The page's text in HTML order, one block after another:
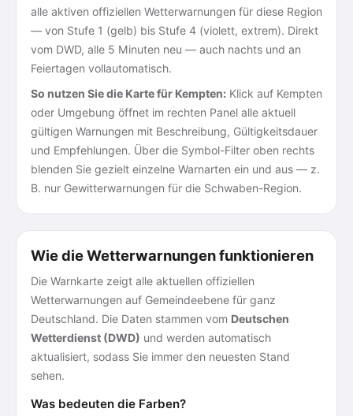
alle aktiven offiziellen Wetterwarnungen für diese Region
— von Stufe 1 (gelb) bis Stufe 4 (violett, extrem). Direkt
vom DWD, alle 5 Minuten neu — auch nachts und an
Feiertagen vollautomatisch.
So nutzen Sie die Karte für Kempten: Klick auf Kempten
oder Umgebung öffnet im rechten Panel alle aktuell
gültigen Warnungen mit Beschreibung, Gültigkeitsdauer
und Empfehlungen. Über die Symbol-Filter oben rechts
blenden Sie gezielt einzelne Warnarten ein und aus — z.
B. nur Gewitterwarnungen für die Schwaben-Region.
Wie die Wetterwarnungen funktionieren
Die Warnkarte zeigt alle aktuellen offiziellen
Wetterwarnungen auf Gemeindeebene für ganz
Deutschland. Die Daten stammen vom Deutschen
Wetterdienst (DWD) und werden automatisch
aktualisiert, sodass Sie immer den neuesten Stand
sehen.
Was bedeuten die Farben?